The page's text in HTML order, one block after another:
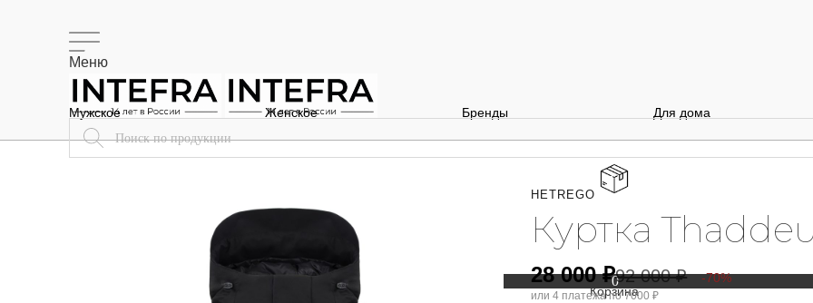
Меню
0
Мужское Женское Бренды Для дома
HETREGO
Куртка
28 000₽92 000₽ -70%
или 4 платежа по7000 ₽